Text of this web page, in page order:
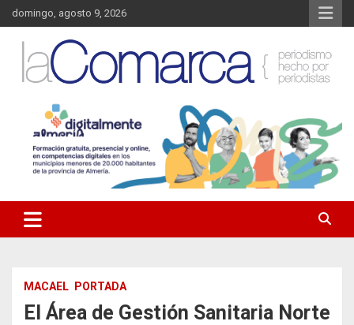
Saltar
al
contenido
domingo, agosto 9, 2026
La Comarca – Noticias del
Almanzora
Almanzora y sus localidades.
MACAEL PORTADA
El Área de Gestión Sanitaria Norte